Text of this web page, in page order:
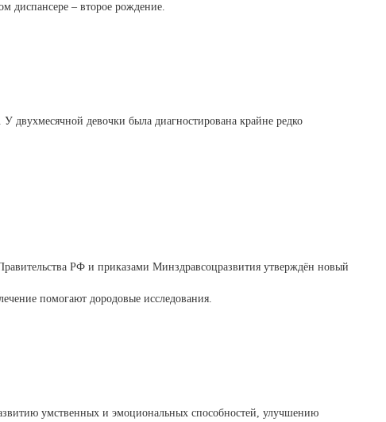
диспансере – второе рождение.
девочки была диагностирована крайне редко
РФ и приказами Минздравсоцразвития утверждён новый
помогают дородовые исследования.
умственных и эмоциональных способностей, улучшению